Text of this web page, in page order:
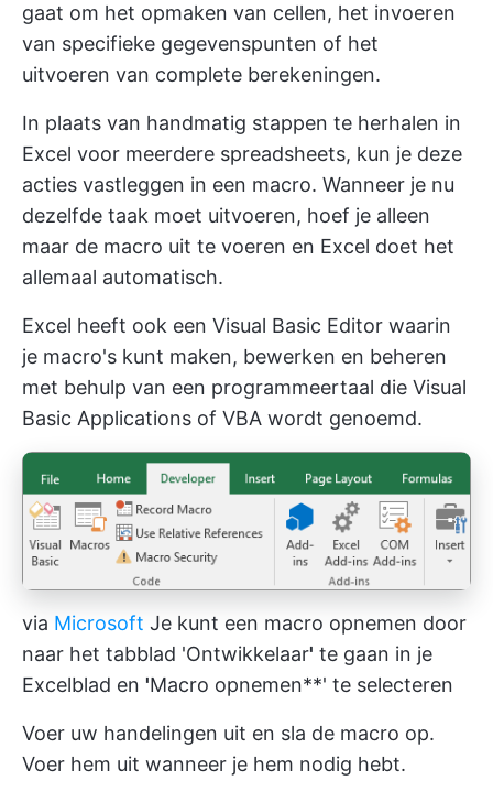
gaat om het opmaken van cellen, het invoeren
van specifieke gegevenspunten of het
uitvoeren van complete berekeningen.
In plaats van handmatig stappen te herhalen in
Excel voor meerdere spreadsheets, kun je deze
acties vastleggen in een macro. Wanneer je nu
dezelfde taak moet uitvoeren, hoef je alleen
maar de macro uit te voeren en Excel doet het
allemaal automatisch.
Excel heeft ook een Visual Basic Editor waarin
je macro's kunt maken, bewerken en beheren
met behulp van een programmeertaal die Visual
Basic Applications of VBA wordt genoemd.
via Microsoft Je kunt een macro opnemen door
naar het tabblad 'Ontwikkelaar' te gaan in je
Excelblad en 'Macro opnemen**' te selecteren
Voer uw handelingen uit en sla de macro op.
Voer hem uit wanneer je hem nodig hebt.